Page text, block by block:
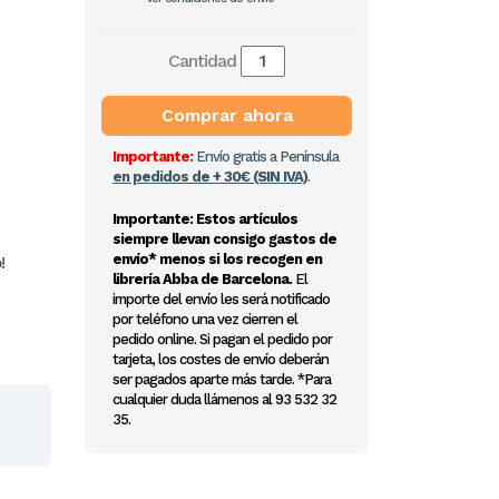
Cantidad
Comprar ahora
Importante:Envío gratis a Península
en pedidos de + 30€ (SIN IVA).
Importante: Estos artículos
siempre llevan consigo gastos de
envío* menos si los recogen en
librería Abba de Barcelona. El
importe del envío les será notificado
por teléfono una vez cierren el
pedido online. Si pagan el pedido por
tarjeta, los costes de envío deberán
ser pagados aparte más tarde. *Para
cualquier duda llámenos al 93 532 32
35.